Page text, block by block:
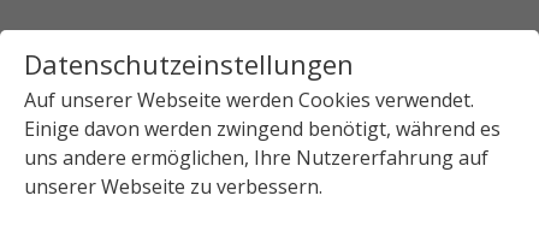
Datenschutzeinstellungen
Auf unserer Webseite werden Cookies verwendet.
Einige davon werden zwingend benötigt, während es
uns andere ermöglichen, Ihre Nutzererfahrung auf
unserer Webseite zu verbessern.